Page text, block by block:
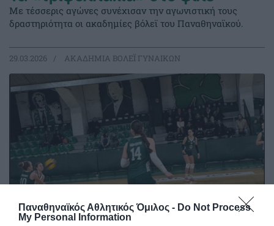
Παναθηναϊκός Αθλητικός Όμιλος - Do Not Process
My Personal Information
Με τέσσερις αγώνες συνέχισαν την αγωνιστική τους
δραστηριότητα οι ακαδημίες βόλεϊ του Παναθηναϊκού.
29.03.2026 ΑΚΑΔΗΜΙΑ ΒΟΛΕΪ ΓΥΝΑΙΚΩΝ